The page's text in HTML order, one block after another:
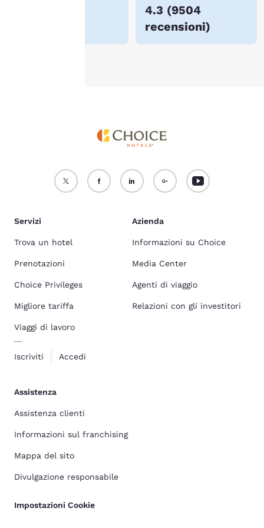
4.3 (9504
recensioni)
Accetta Tutti i Cookie Rifiuta tutti i Cookie
Servizi
Trova un hotel
Prenotazioni
Choice Privileges
Migliore tariffa
Viaggi di lavoro
Iscriviti Accedi
Azienda
Informazioni su Choice
Media Center
Agenti di viaggio
Relazioni con gli investitori
Assistenza
Assistenza clienti
Informazioni sul franchising
Mappa del sito
Divulgazione responsabile
Impostazioni Cookie